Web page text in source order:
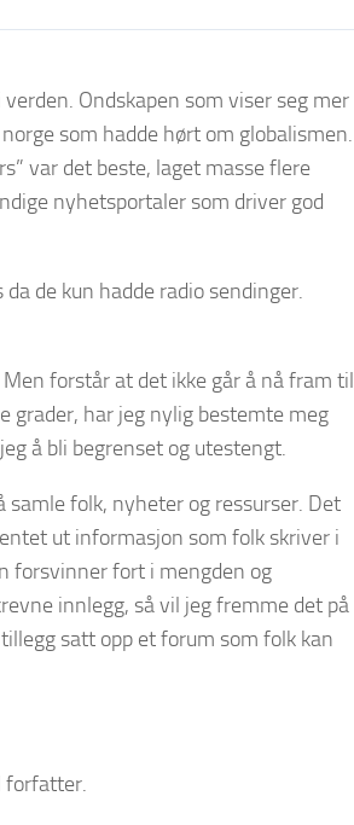
Ondskapen som viser seg mer
som hadde hørt om globalismen.
var det beste, laget masse flere
nyhetsportaler som driver god
de kun hadde radio sendinger.
forstår at det ikke går å nå fram til
grader, har jeg nylig bestemte meg
å bli begrenset og utestengt.
folk, nyheter og ressurser. Det
ut informasjon som folk skriver i
forsvinner fort i mengden og
innlegg, så vil jeg fremme det på
satt opp et forum som folk kan
forfatter.